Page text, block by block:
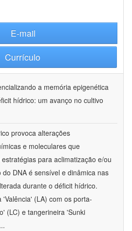
E-mail
Currículo
a memória epigenética
hídrico: um avanço no cultivo
provoca alterações
e moleculares que
para aclimatização e/ou
DNA é sensível e dinâmica nas
durante o déficit hídrico.
(LA) com os porta-
(LC) e tangerineira 'Sunki
...